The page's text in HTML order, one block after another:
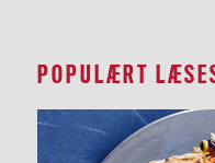
POPULÆRT